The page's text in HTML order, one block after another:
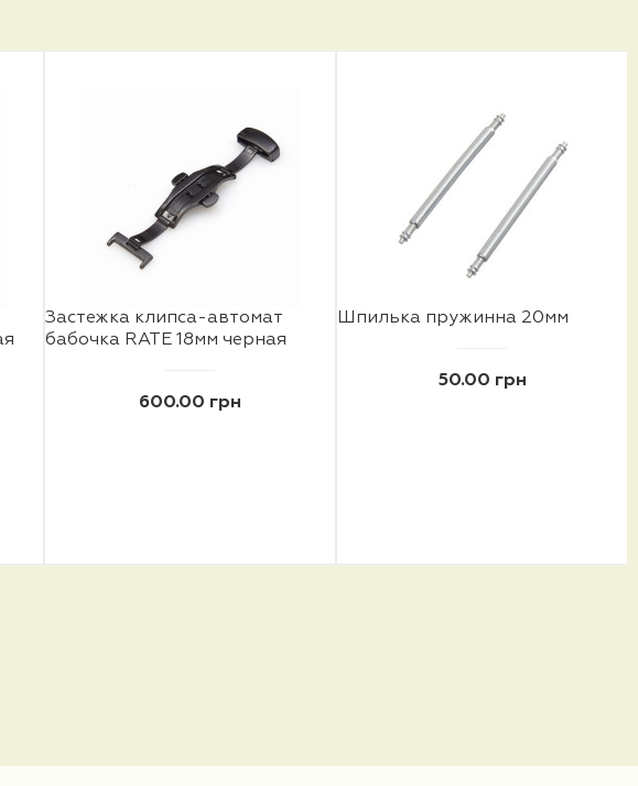
Застежка клипса-автомат
бабочка RATE 18мм черная
600.00 грн
Шпилька пружинна 20мм
50.00 грн